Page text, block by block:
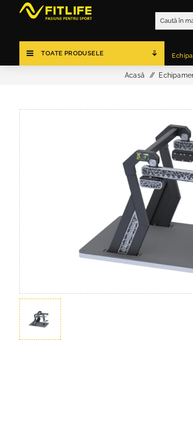
TOATE PRODUSELE
Acasă /